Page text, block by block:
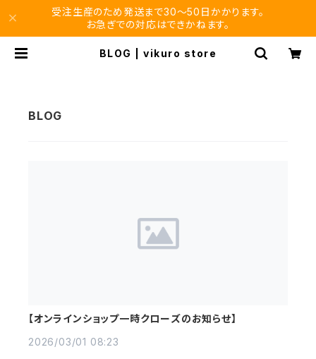
受注生産のため発送まで30〜50日かかります。
お急ぎでの対応はできかねます。
BLOG | vikuro store
【オンラインショップ一時クローズのお知らせ】
2026/03/01 08:23